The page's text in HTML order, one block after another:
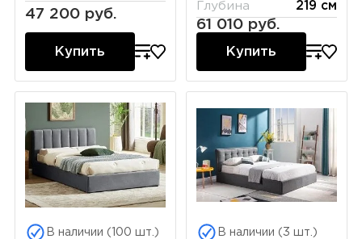
47 200 руб.
Купить
Глубина
219 см
61 010 руб.
Купить
В наличии (100 шт.) В наличии (3 шт.)